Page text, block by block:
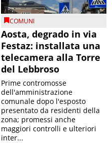
COMUNI
Aosta, degrado in via
Festaz: installata una
telecamera alla Torre
del Lebbroso
Prime contromosse
dell'amministrazione
comunale dopo l'esposto
presentato da residenti della
zona; promessi anche
maggiori controlli e ulteriori
inter...